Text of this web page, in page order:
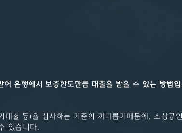
은행에서 보증한도만큼 대출을 받을 수 있는 방법입
출 등)을 심사하는 기준이 까다롭기때문에, 소상공인
있습니다.